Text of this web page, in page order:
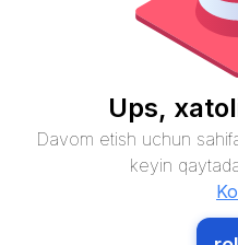
Ups,
Davom etish uchun
keyin